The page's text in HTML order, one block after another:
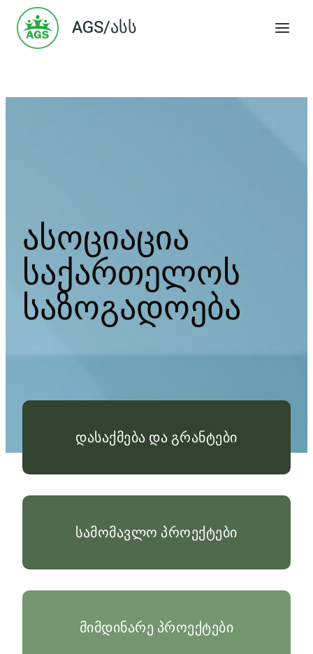
Skip
content
AGS/ასს
ასოციაცია
საქართელოს
საზოგადოება
დასაქმება და გრანტები
სამომავლო პროექტები
მიმდინარე პროექტები